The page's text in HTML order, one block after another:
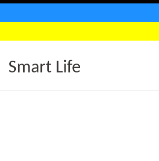
Smart Life